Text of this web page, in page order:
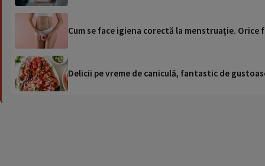
Cum se face igiena corectă la menstruaţie. Orice
Delicii pe vreme de caniculă, fantastic de